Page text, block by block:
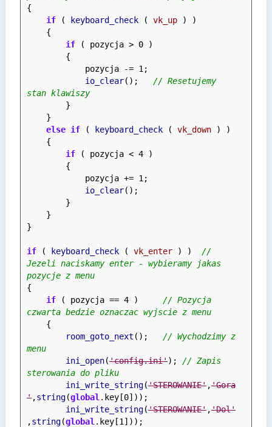
{
if ( keyboard_check ( vk_up ) )
{
if ( pozycja > 0 )
{
pozycja -= 1;
io_clear(); // Resetujemy
stan klawiszy
}
}
else if ( keyboard_check ( vk_down ) )
{
if ( pozycja < 4 )
{
pozycja += 1;
io_clear();
}
}
}
if ( keyboard_check ( vk_enter ) ) //
Jezeli naciskamy enter - wybieramy jakas
pozycje z menu
{
if ( pozycja == 4 ) // Pozycja
czwarta bedzie oznaczac wyjscie z menu
{
room_goto_next (); // Wychodzimy z
menu
ini_open('config.ini'); // Zapis
sterowania do pliku
ini_write_string('STEROWANIE','Gora
',string(global .key[0]));
ini_write_string('STEROWANIE','Dol'
,string(global .key[1]));